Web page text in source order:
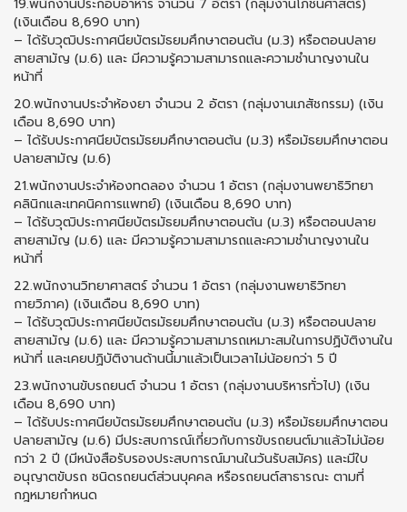
19.พนักงานประกอบอาหาร จํานวน 7 อัตรา (กลุ่มงานโภชนศาสตร์)
(เงินเดือน 8,690 บาท)
– ได้รับวุฒิประกาศนียบัตรมัธยมศึกษาตอนต้น (ม.3) หรือตอนปลาย
สายสามัญ (ม.6) และ มีความรู้ความสามารถและความชำนาญงานใน
หน้าที่
20.พนักงานประจำห้องยา จํานวน 2 อัตรา (กลุ่มงานเภสัชกรรม) (เงิน
เดือน 8,690 บาท)
– ได้รับประกาศนียบัตรมัธยมศึกษาตอนต้น (ม.3) หรือมัธยมศึกษาตอน
ปลายสามัญ (ม.6)
21.พนักงานประจำห้องทดลอง จํานวน 1 อัตรา (กลุ่มงานพยาธิวิทยา
คลินิกและเทคนิคการแพทย์) (เงินเดือน 8,690 บาท)
– ได้รับวุฒิประกาศนียบัตรมัธยมศึกษาตอนต้น (ม.3) หรือตอนปลาย
สายสามัญ (ม.6) และ มีความรู้ความสามารถและความชำนาญงานใน
หน้าที่
22.พนักงานวิทยาศาสตร์ จํานวน 1 อัตรา (กลุ่มงานพยาธิวิทยา
กายวิภาค) (เงินเดือน 8,690 บาท)
– ได้รับวุฒิประกาศนียบัตรมัธยมศึกษาตอนต้น (ม.3) หรือตอนปลาย
สายสามัญ (ม.6) และ มีความรู้ความสามารถเหมาะสมในการปฏิบัติงานใน
หน้าที่ และเคยปฏิบัติงานด้านนี้มาแล้วเป็นเวลาไม่น้อยกว่า 5 ปี
23.พนักงานขับรถยนต์ จํานวน 1 อัตรา (กลุ่มงานบริหารทั่วไป) (เงิน
เดือน 8,690 บาท)
– ได้รับประกาศนียบัตรมัธยมศึกษาตอนต้น (ม.3) หรือมัธยมศึกษาตอน
ปลายสามัญ (ม.6) มีประสบการณ์เกี่ยวกับการขับรถยนต์มาแล้วไม่น้อย
กว่า 2 ปี (มีหนังสือรับรองประสบการณ์มานในวันรับสมัคร) และมีใบ
อนุญาตขับรถ ชนิดรถยนต์ส่วนบุคคล หรือรถยนต์สาธารณะ ตามที่
กฎหมายกำหนด